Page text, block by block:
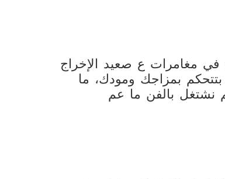
في مغامرات ع صعيد الإخراج
بمزاجك ومودك، ما
بالفن ما عم